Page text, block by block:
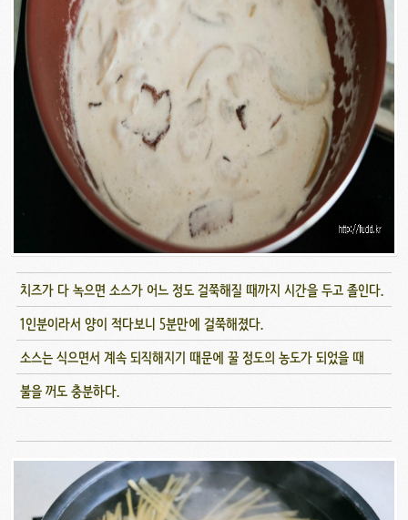
치즈가 다 녹으면 소스가 어느 정도 걸쭉해질 때까지 시간을 두고 졸인다.
1인분이라서 양이 적다보니 5분만에 걸쭉해졌다.
소스는 식으면서 계속 되직해지기 때문에 꿀 정도의 농도가 되었을 때
불을 꺼도 충분하다.